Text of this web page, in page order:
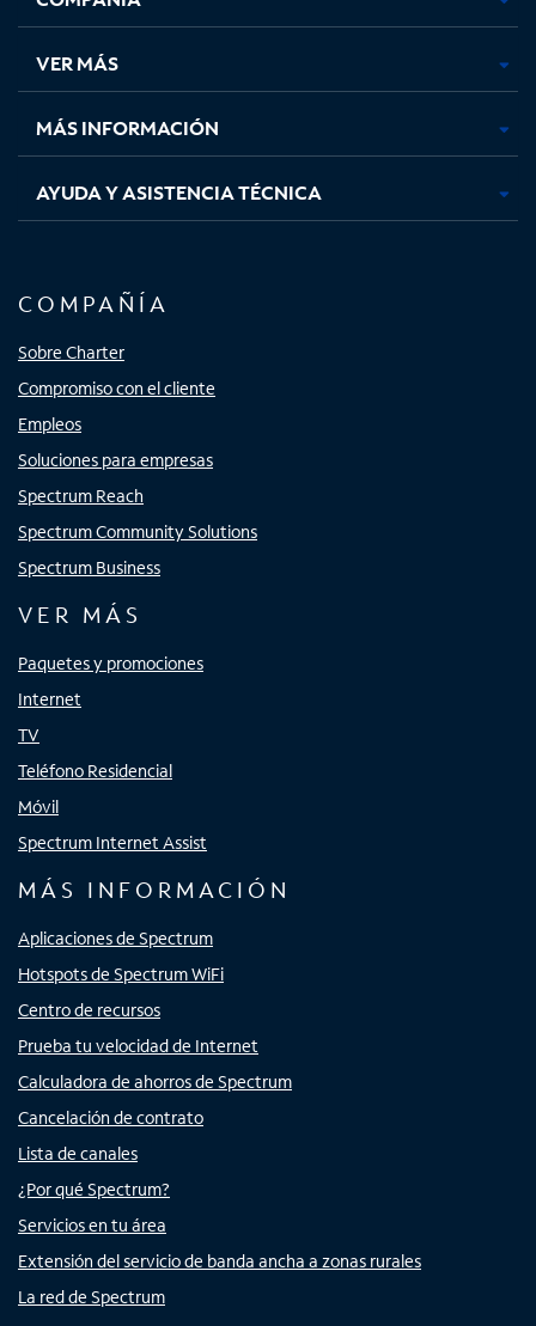
en
pestaña
nueva
en
pestaña
nueva
en
pestaña
nueva
en
nueva
VER MÁS
MÁS INFORMACIÓN
AYUDA Y ASISTENCIA TÉCNICA
COMPAÑÍA
Sobre Charter
Compromiso con el cliente
Empleos
Soluciones para empresas
Spectrum Reach
Spectrum Community Solutions
Spectrum Business
VER MÁS
Paquetes y promociones
Internet
TV
Teléfono Residencial
Móvil
Spectrum Internet Assist
MÁS INFORMACIÓN
Aplicaciones de Spectrum
Hotspots de Spectrum WiFi
Centro de recursos
Prueba tu velocidad de Internet
Calculadora de ahorros de Spectrum
Cancelación de contrato
Lista de canales
¿Por qué Spectrum?
Servicios en tu área
Extensión del servicio de banda ancha a zonas rurales
La red de Spectrum